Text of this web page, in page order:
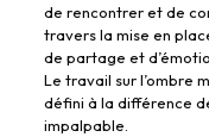
de rencontrer et de
travers la mise en
de partage et
Le travail sur l’ombre
défini à la différence
impalpable.